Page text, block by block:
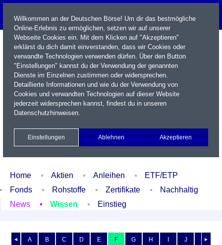
Name / WKN / ISIN / Kürzel
Xetra Realtime
Watchlist Portfolio Login
Home Aktien Anleihen
ETF/ETP
Fonds
Rohstoffe Zertifikate
Nachhaltig
News
Wissen Einstieg
◄ ►
A B C D E F G H I J K
Willkommen an der Deutschen Börse! Um dir das bestmögliche
Online-Erlebnis zu ermöglichen, setzen wir auf unserer
Webseite Cookies ein. Mit dem Klicken auf "Akzeptieren"
erklärst du dich damit einverstanden, dass wir Cookies oder
verwandte Technologien verwenden dürfen. Über den Button
"Einstellungen" kannst du der Verwendung der genannten
Dienste im Einzelnen zustimmen oder widersprechen.
Detaillierte Informationen und wie du der Verwendung von
Cookies und verwandten Technologien auf dieser Website
jederzeit widersprechen kannst, findest du in unseren
Datenschutzhinweisen.
Einstellungen Ablehnen Akzeptieren